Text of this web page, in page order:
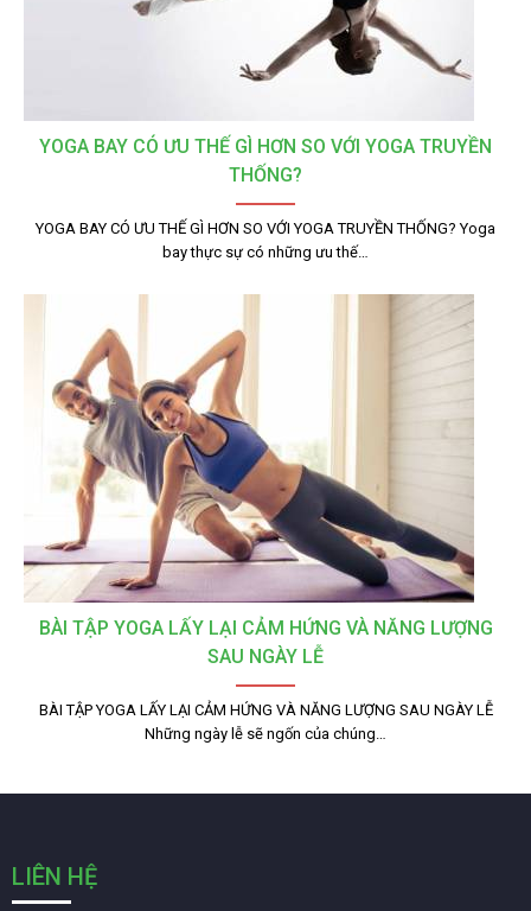
YOGA BAY CÓ ƯU THẾ GÌ HƠN SO VỚI YOGA TRUYỀN
THỐNG?
YOGA BAY CÓ ƯU THẾ GÌ HƠN SO VỚI YOGA TRUYỀN THỐNG? Yoga
bay thực sự có những ưu thế…
BÀI TẬP YOGA LẤY LẠI CẢM HỨNG VÀ NĂNG LƯỢNG
SAU NGÀY LỄ
BÀI TẬP YOGA LẤY LẠI CẢM HỨNG VÀ NĂNG LƯỢNG SAU NGÀY LỄ
Những ngày lễ sẽ ngốn của chúng…
LIÊN HỆ